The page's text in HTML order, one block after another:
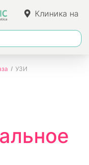
Клиника на
Фучика
УЗИ